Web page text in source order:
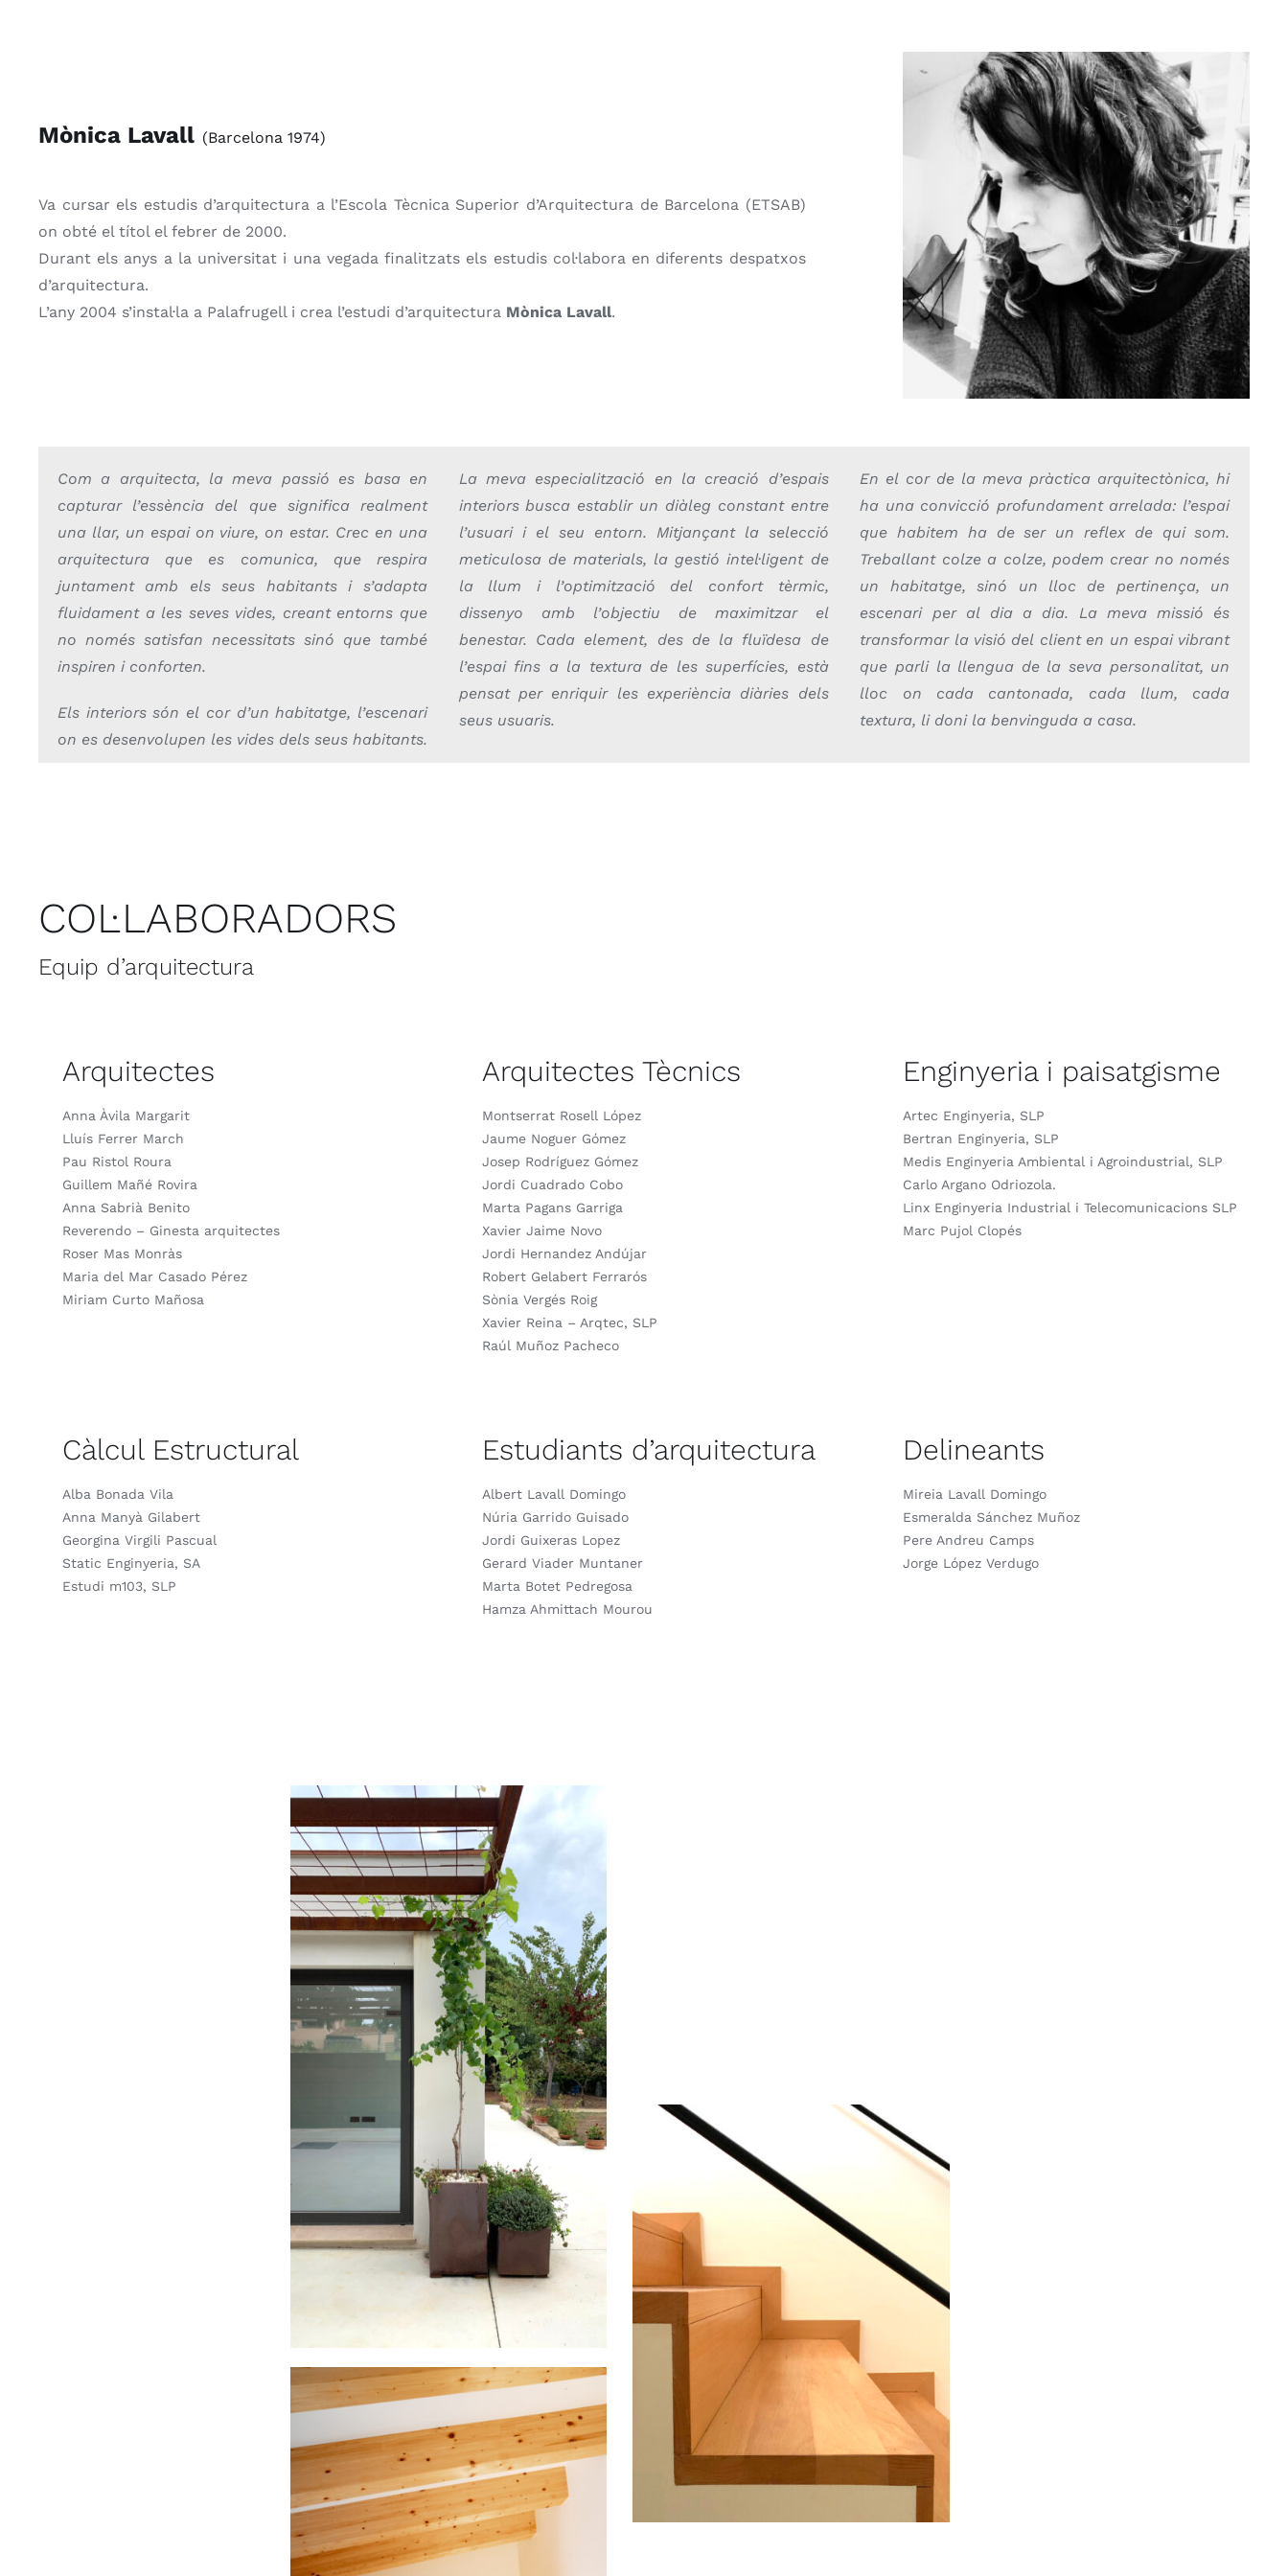
Mònica Lavall (Barcelona 1974)
Va cursar els estudis d’arquitectura a l’Escola Tècnica Superior d’Arquitectura de Barcelona (ETSAB)
on obté el títol el febrer de 2000.
Durant els anys a la universitat i una vegada finalitzats els estudis col·labora en diferents despatxos
d’arquitectura.
L’any 2004 s’instal·la a Palafrugell i crea l’estudi d’arquitectura Mònica Lavall.
Com a arquitecta, la meva passió es basa en
capturar l’essència del que significa realment
una llar, un espai on viure, on estar. Crec en una
arquitectura que es comunica, que respira
juntament amb els seus habitants i s’adapta
fluidament a les seves vides, creant entorns que
no només satisfan necessitats sinó que també
inspiren i conforten.
Els interiors són el cor d’un habitatge, l’escenari
on es desenvolupen les vides dels seus habitants.
La meva especialització en la creació d’espais
interiors busca establir un diàleg constant entre
l’usuari i el seu entorn. Mitjançant la selecció
meticulosa de materials, la gestió intel·ligent de
la llum i l’optimització del confort tèrmic,
dissenyo amb l’objectiu de maximitzar el
benestar. Cada element, des de la fluïdesa de
l’espai fins a la textura de les superfícies, està
pensat per enriquir les experiència diàries dels
seus usuaris.
En el cor de la meva pràctica arquitectònica, hi
ha una convicció profundament arrelada: l’espai
que habitem ha de ser un reflex de qui som.
Treballant colze a colze, podem crear no només
un habitatge, sinó un lloc de pertinença, un
escenari per al dia a dia. La meva missió és
transformar la visió del client en un espai vibrant
que parli la llengua de la seva personalitat, un
lloc on cada cantonada, cada llum, cada
textura, li doni la benvinguda a casa.
COL·LABORADORS
Equip d’arquitectura
Arquitectes
Anna Àvila Margarit
Lluís Ferrer March
Pau Ristol Roura
Guillem Mañé Rovira
Anna Sabrià Benito
Reverendo – Ginesta arquitectes
Roser Mas Monràs
Maria del Mar Casado Pérez
Miriam Curto Mañosa
Arquitectes Tècnics
Montserrat Rosell López
Jaume Noguer Gómez
Josep Rodríguez Gómez
Jordi Cuadrado Cobo
Marta Pagans Garriga
Xavier Jaime Novo
Jordi Hernandez Andújar
Robert Gelabert Ferrarós
Sònia Vergés Roig
Xavier Reina – Arqtec, SLP
Raúl Muñoz Pacheco
Enginyeria i paisatgisme
Artec Enginyeria, SLP
Bertran Enginyeria, SLP
Medis Enginyeria Ambiental i Agroindustrial, SLP
Carlo Argano Odriozola.
Linx Enginyeria Industrial i Telecomunicacions SLP
Marc Pujol Clopés
Càlcul Estructural
Alba Bonada Vila
Anna Manyà Gilabert
Georgina Virgili Pascual
Static Enginyeria, SA
Estudi m103, SLP
Estudiants d’arquitectura
Albert Lavall Domingo
Núria Garrido Guisado
Jordi Guixeras Lopez
Gerard Viader Muntaner
Marta Botet Pedregosa
Hamza Ahmittach Mourou
Delineants
Mireia Lavall Domingo
Esmeralda Sánchez Muñoz
Pere Andreu Camps
Jorge López Verdugo